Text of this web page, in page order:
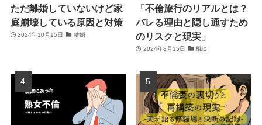
ただ離婚していないけど家
庭崩壊している原因と対策
2024年10月15日 離婚
「不倫旅行のリアルとは？
バレる理由と隠し通すため
のリスクと現実」
2024年8月15日 相談